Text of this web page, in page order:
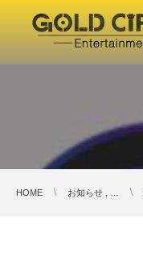
HOME お知らせ , …